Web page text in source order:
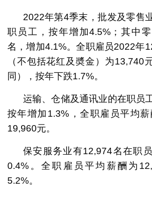
2022年第4季末，批发及零售
职员工，按年增加4.5%；其中
名，增加4.1%。全职雇员2022年
（不包括花红及奬金）为13,740
同），按年下跌1.7%。
运输、仓储及通讯业的在职员
按年增加1.3%，全职雇员平均
19,960元。
保安服务业有12,974名在职
0.4%。全职雇员平均薪酬为
5.2%。